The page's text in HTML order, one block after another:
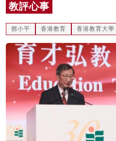
灼見活動
關於我們
教評心事
鄧小平 香港教育 香港教育大學